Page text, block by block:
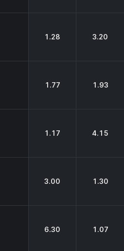
1.28 3.20
1.77 1.93
1.17 4.15
3.00 1.30
6.30 1.07